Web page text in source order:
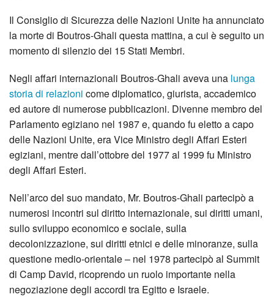
Il Consiglio di Sicurezza delle Nazioni Unite ha annunciato
la morte di Boutros-Ghali questa mattina, a cui è seguito un
momento di silenzio dei 15 Stati Membri.
Negli affari internazionali Boutros-Ghali aveva una lunga
storia di relazioni come diplomatico, giurista, accademico
ed autore di numerose pubblicazioni. Divenne membro del
Parlamento egiziano nel 1987 e, quando fu eletto a capo
delle Nazioni Unite, era Vice Ministro degli Affari Esteri
egiziani, mentre dall’ottobre del 1977 al 1999 fu Ministro
degli Affari Esteri.
Nell’arco del suo mandato, Mr. Boutros-Ghali partecipò a
numerosi incontri sul diritto internazionale, sui diritti umani,
sullo sviluppo economico e sociale, sulla
decolonizzazione, sui diritti etnici e delle minoranze, sulla
questione medio-orientale – nel 1978 partecipò al Summit
di Camp David, ricoprendo un ruolo importante nella
negoziazione degli accordi tra Egitto e Israele.